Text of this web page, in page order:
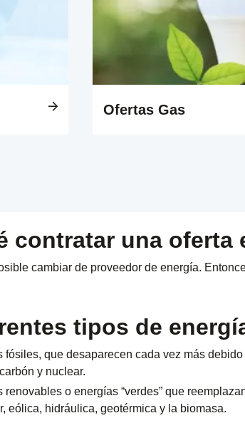
Ofertas Gas
contratar una oferta
cambiar de proveedor de energía.
tipos de
fósiles, que desaparecen cada vez más
y nuclear.
renovables o energías “verdes” que
eólica, hidráulica, geotérmica y la biomasa.